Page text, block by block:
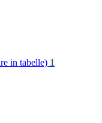
in tabelle) 1